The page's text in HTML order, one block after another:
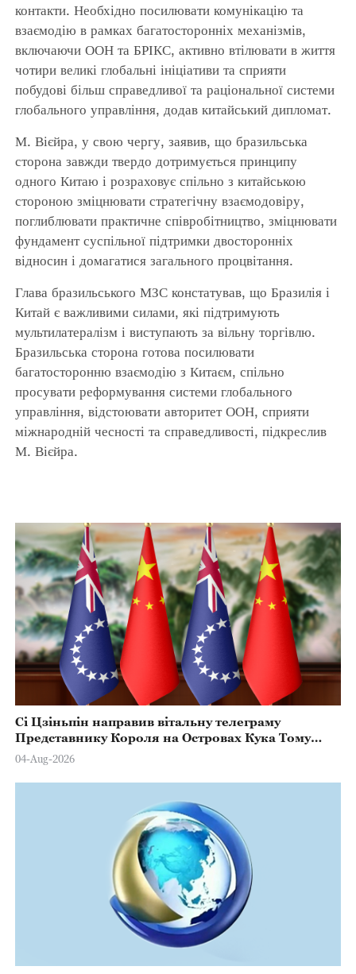
контакти. Необхідно посилювати комунікацію та
взаємодію в рамках багатосторонніх механізмів,
включаючи ООН та БРІКС, активно втілювати в життя
чотири великі глобальні ініціативи та сприяти
побудові більш справедливої та раціональної системи
глобального управління, додав китайський дипломат.
М. Вієйра, у свою чергу, заявив, що бразильська
сторона завжди твердо дотримується принципу
одного Китаю і розраховує спільно з китайською
стороною зміцнювати стратегічну взаємодовіру,
поглиблювати практичне співробітництво, зміцнювати
фундамент суспільної підтримки двосторонніх
відносин і домагатися загального процвітання.
Глава бразильського МЗС констатував, що Бразилія і
Китай є важливими силами, які підтримують
мультилатералізм і виступають за вільну торгівлю.
Бразильська сторона готова посилювати
багатосторонню взаємодію з Китаєм, спільно
просувати реформування системи глобального
управління, відстоювати авторитет ООН, сприяти
міжнародній чесності та справедливості, підкреслив
М. Вієйра.
Сі Цзіньпін направив вітальну телеграму
Представнику Короля на Островах Кука Тому
Марстерсу з нагоди Дня Конституції
04-Aug-2026